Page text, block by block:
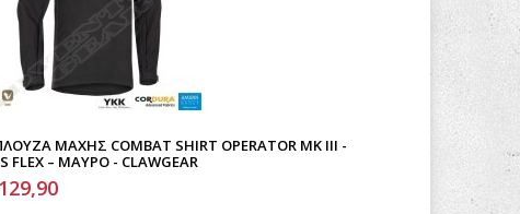
ΜΆΧΗΣ COMBAT SHIRT OPERATOR MK III -
FLEX – ΜΑΎΡΟ - CLAWGEAR